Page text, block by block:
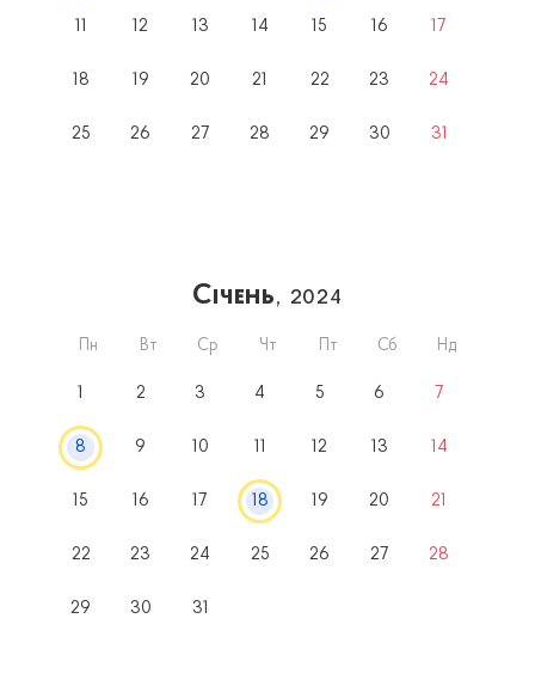
11 12 13 14 15 16 17
18 19 20 21 22 23 24
25 26 27 28 29 30 31
Січень, 2024
Пн Вт Ср Чт Пт Сб Нд
1 2 3 4 5 6 7
8 9 10 11 12 13 14
15 16 17 18 19 20 21
22 23 24 25 26 27 28
29 30 31